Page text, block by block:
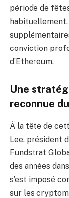
période de
conviction
d’Ethereum.
Une
reconnue
À la tête de
Lee, président
Fundstrat
des années
s’est imposé
sur les